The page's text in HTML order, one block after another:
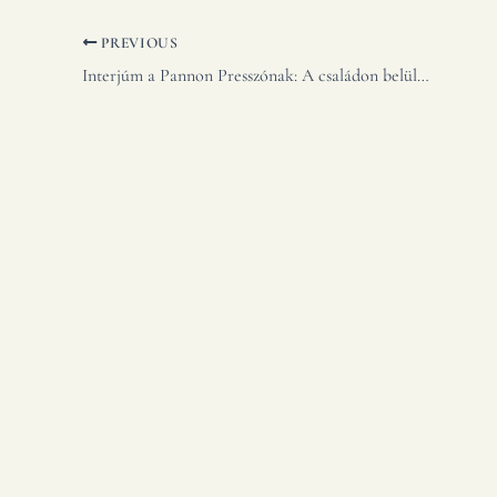
PREVIOUS
Interjúm a Pannon Presszónak: A családon belüli szenvedélybetegségről